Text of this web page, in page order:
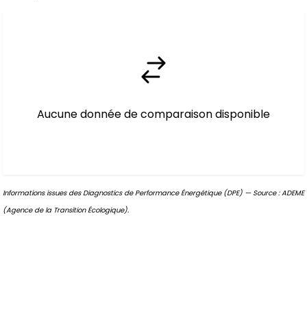
Aucune donnée de comparaison disponible
Informations issues des Diagnostics de Performance Énergétique (DPE) — Source : ADEME
(Agence de la Transition Écologique).